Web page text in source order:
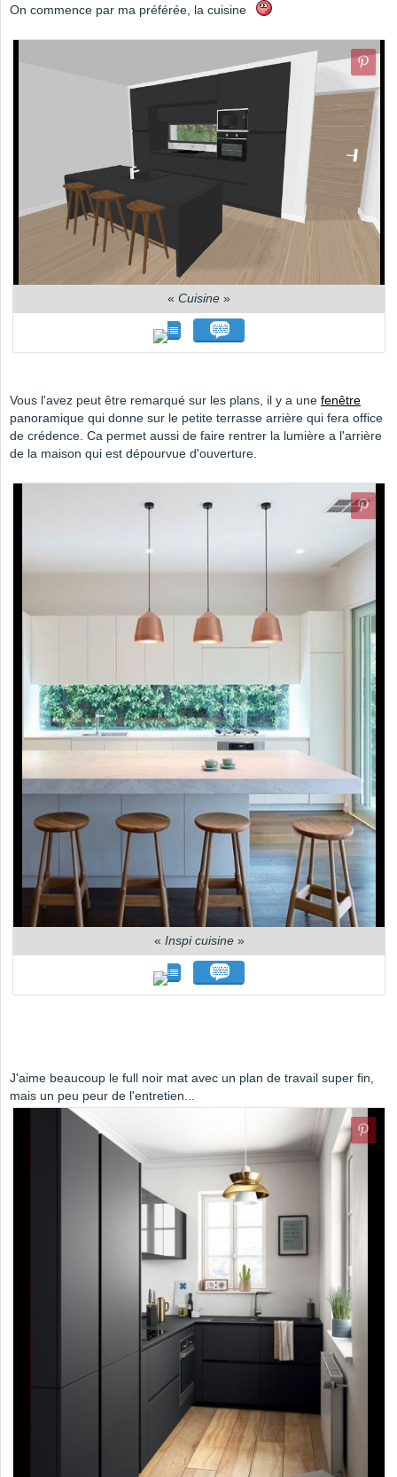
On commence par ma préférée, la cuisine
« Cuisine »
Vous l'avez peut être remarqué sur les plans, il y a une fenêtre
panoramique qui donne sur le petite terrasse arrière qui fera office
de crédence. Ca permet aussi de faire rentrer la lumière a l'arrière
de la maison qui est dépourvue d'ouverture.
« Inspi cuisine»
J'aime beaucoup le full noir mat avec un plan de travail super fin,
mais un peu peur de l'entretien...